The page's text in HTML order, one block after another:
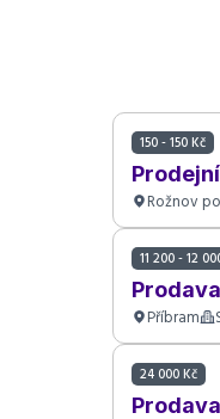
150 - 150 Kč
Rožnov
11 200 - 12
Příbram
24 000 Kč